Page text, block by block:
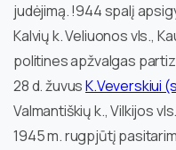
judėjimą. !944 spalį
Kalvių k. Veliuonos vls.,
politines apžvalgas
28 d. žuvusK.Veverskiui
Valmantiškių k., Vilkijos
1945 m. rugpjūtį